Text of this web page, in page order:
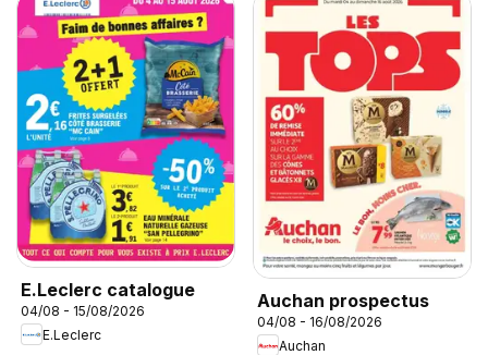
E.Leclerc catalogue
04/08 - 15/08/2026
E.Leclerc
Auchan prospectus
04/08 - 16/08/2026
Auchan